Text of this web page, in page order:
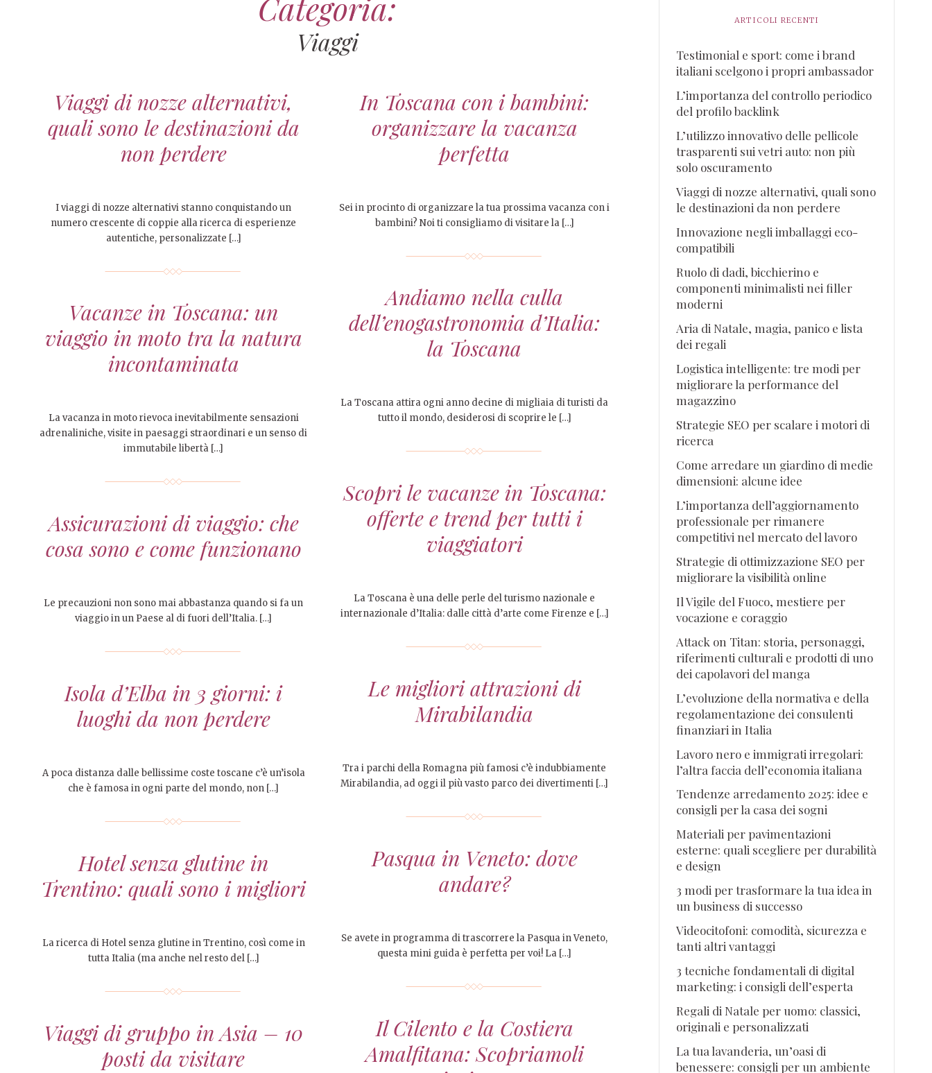
Viaggi
Viaggi di nozze alternativi,
quali sono le destinazioni da
non perdere
I viaggi di nozze alternativi stanno conquistando un
numero crescente di coppie alla ricerca di esperienze
autentiche, personalizzate […]
In Toscana con i bambini:
organizzare la vacanza
perfetta
Sei in procinto di organizzare la tua prossima vacanza con i
bambini? Noi ti consigliamo di visitare la […]
Andiamo nella culla
dell’enogastronomia d’Italia:
la Toscana
La Toscana attira ogni anno decine di migliaia di turisti da
tutto il mondo, desiderosi di scoprire le […]
Vacanze in Toscana: un
viaggio in moto tra la natura
incontaminata
La vacanza in moto rievoca inevitabilmente sensazioni
adrenaliniche, visite in paesaggi straordinari e un senso di
immutabile libertà […]
Scopri le vacanze in Toscana:
offerte e trend per tutti i
viaggiatori
La Toscana è una delle perle del turismo nazionale e
internazionale d’Italia: dalle città d’arte come Firenze e […]
Assicurazioni di viaggio: che
cosa sono e come funzionano
Le precauzioni non sono mai abbastanza quando si fa un
viaggio in un Paese al di fuori dell’Italia. […]
Le migliori attrazioni di
Mirabilandia
Tra i parchi della Romagna più famosi c’è indubbiamente
Mirabilandia, ad oggi il più vasto parco dei divertimenti […]
Isola d’Elba in 3 giorni: i
luoghi da non perdere
A poca distanza dalle bellissime coste toscane c’è un’isola
che è famosa in ogni parte del mondo, non […]
Pasqua in Veneto: dove
andare?
Se avete in programma di trascorrere la Pasqua in Veneto,
questa mini guida è perfetta per voi! La […]
Hotel senza glutine in
Trentino: quali sono i migliori
La ricerca di Hotel senza glutine in Trentino, così come in
tutta Italia (ma anche nel resto del […]
Il Cilento e la Costiera
Amalfitana: Scopriamoli
Viaggi di gruppo in Asia – 10
posti da visitare
ARTICOLI RECENTI
Testimonial e sport: come i brand
italiani scelgono i propri ambassador
L’importanza del controllo periodico
del profilo backlink
L’utilizzo innovativo delle pellicole
trasparenti sui vetri auto: non più
solo oscuramento
Viaggi di nozze alternativi, quali sono
le destinazioni da non perdere
Innovazione negli imballaggi eco-
compatibili
Ruolo di dadi, bicchierino e
componenti minimalisti nei filler
moderni
Aria di Natale, magia, panico e lista
dei regali
Logistica intelligente: tre modi per
migliorare la performance del
magazzino
Strategie SEO per scalare i motori di
ricerca
Come arredare un giardino di medie
dimensioni: alcune idee
L’importanza dell’aggiornamento
professionale per rimanere
competitivi nel mercato del lavoro
Strategie di ottimizzazione SEO per
migliorare la visibilità online
Il Vigile del Fuoco, mestiere per
vocazione e coraggio
Attack on Titan: storia, personaggi,
riferimenti culturali e prodotti di uno
dei capolavori del manga
L’evoluzione della normativa e della
regolamentazione dei consulenti
finanziari in Italia
Lavoro nero e immigrati irregolari:
l’altra faccia dell’economia italiana
Tendenze arredamento 2025: idee e
consigli per la casa dei sogni
Materiali per pavimentazioni
esterne: quali scegliere per durabilità
e design
3 modi per trasformare la tua idea in
un business di successo
Videocitofoni: comodità, sicurezza e
tanti altri vantaggi
3 tecniche fondamentali di digital
marketing: i consigli dell’esperta
Regali di Natale per uomo: classici,
originali e personalizzati
La tua lavanderia, un’oasi di
benessere: consigli per un ambiente